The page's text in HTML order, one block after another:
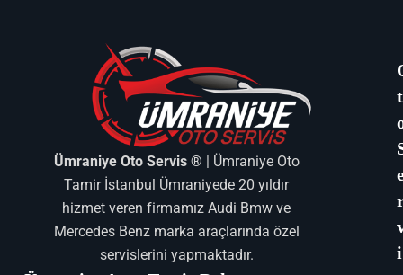
Ümraniye Oto Servis ® | Ümraniye Oto
Tamir İstanbul Ümraniyede 20 yıldır
hizmet veren firmamız Audi Bmw ve
Mercedes Benz marka araçlarında özel
servislerini yapmaktadır.
t
i